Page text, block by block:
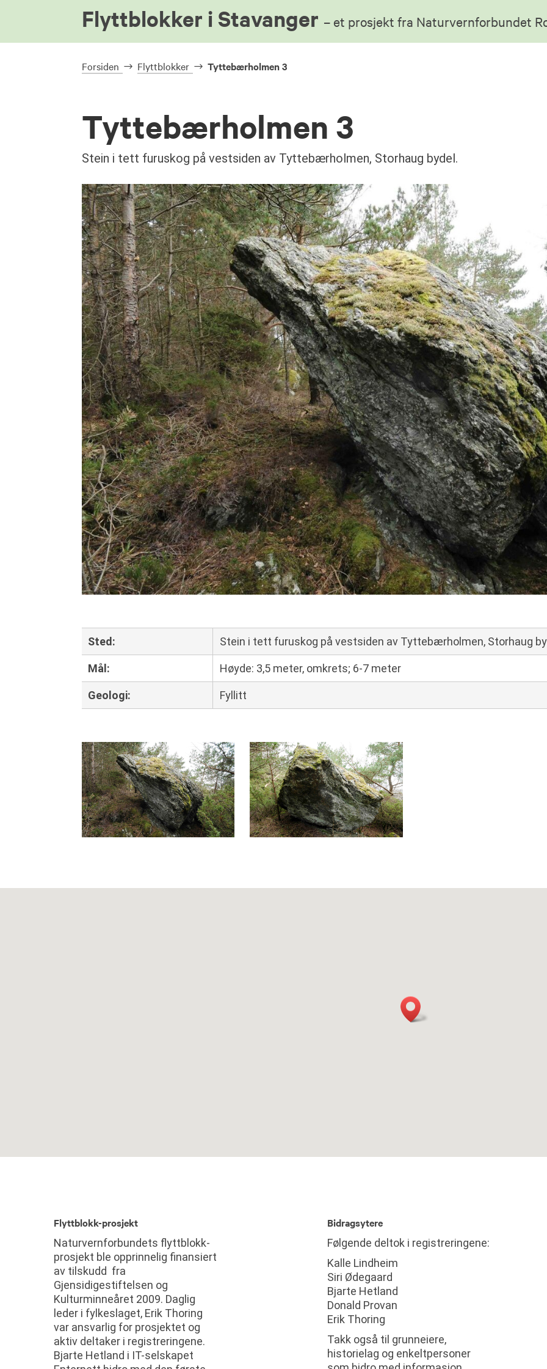
Flyttblokker i Stavanger – et prosjekt fra Naturvernforbundet
Forsiden Flyttblokker Tyttebærholmen 3
Tyttebærholmen 3
Stein i tett furuskog på vestsiden av Tyttebærholmen, Storhaug bydel.
Sted : Stein i tett furuskog på vestsiden av Tyttebærholmen, Storhaug
Mål : Høyde: 3,5 meter, omkrets; 6-7 meter
Geologi: Fyllitt
Flyttblokk-prosjekt
Naturvernforbundets flyttblokk-
prosjekt ble opprinnelig finansiert
av tilskudd fra
Gjensidigestiftelsen og
Kulturminneåret 2009. Daglig
leder i fylkeslaget, Erik Thoring
var ansvarlig for prosjektet og
aktiv deltaker i registreringene.
Bjarte Hetland i IT-selskapet
Bidragsytere
Følgende deltok i registreringene:
Kalle Lindheim
Siri Ødegaard
Bjarte Hetland
Donald Provan
Erik Thoring
Takk også til grunneiere,
historielag og enkeltpersoner